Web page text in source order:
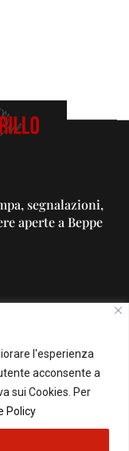
l'esperienza
acconsente a
sui Cookies. Per
Policy
segnalazioni,
aperte a Beppe
PUBBLICITA'
su questo Blog:
Reserved - Powered by